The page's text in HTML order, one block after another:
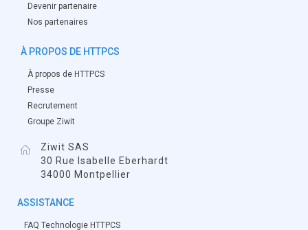
Devenir partenaire
Nos partenaires
À PROPOS DE HTTPCS
À propos de HTTPCS
Presse
Recrutement
Groupe Ziwit
Ziwit SAS
30 Rue Isabelle Eberhardt
34000 Montpellier
ASSISTANCE
FAQ Technologie HTTPCS